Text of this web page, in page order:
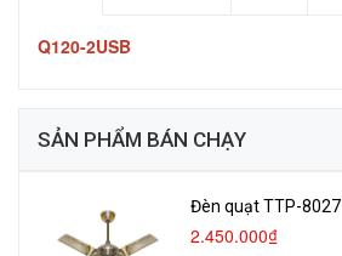
Q120-2USB
SẢN PHẨM BÁN CHẠY
Đèn quạt TTP-8027
2.450.000₫